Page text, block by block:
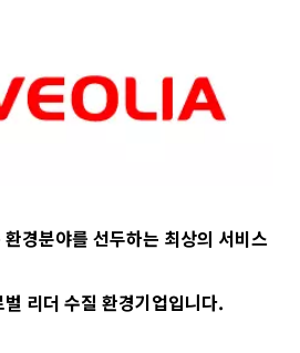
경분야를 선두하는 최상의 서비스
리더 수질 환경기업입니다.